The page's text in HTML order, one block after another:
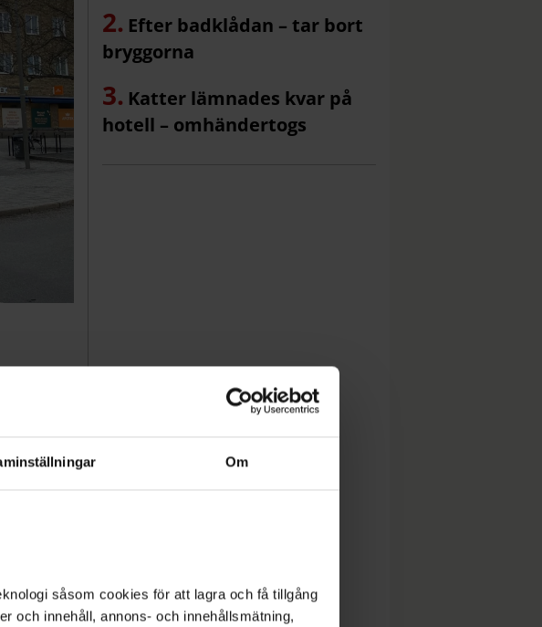
Om
såsom cookies för att lagra och få tillgång
och innehåll, annons- och innehållsmätning,
Efter badklådan – tar bort
bryggorna
Katter lämnades kvar på
hotell – omhändertogs